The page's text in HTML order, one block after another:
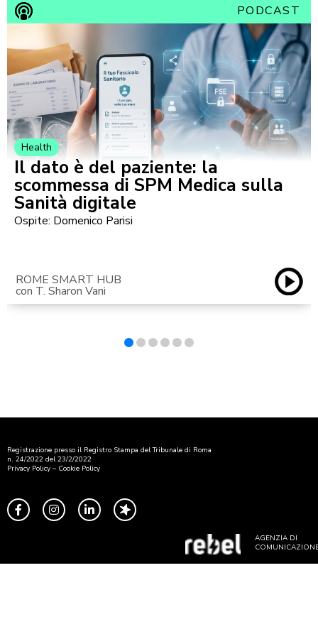
PODCAST
Health
Il dato è del paziente: la
scommessa di SPM Medica sulla
Sanità digitale
Ospite: Domenico Parisi
ROME SMART HUB
con T. Sharon Vani
Registrazione presso il Registro Stampa del Tribunale di Roma
n. 24/2022 del 23/2/2022
Privacy Policy – Cookie Policy
AGENZIA DI